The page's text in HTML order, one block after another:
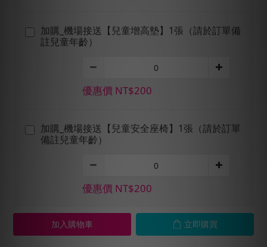
加購_機場接送【兒童增高墊】1張（請於訂單備
註兒童年齡）
優惠價 NT$200
加購_機場接送【兒童安全座椅】1張（請於訂單
備註兒童年齡）
優惠價 NT$200
加入購物車 立即購買